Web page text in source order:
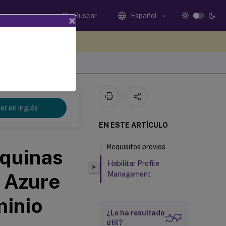
Buscar Español
en inglés
>
EN ESTE ARTÍCULO
Requisitos previos
Habilitar Profile
Management
¿Le ha resultado
útil?
×